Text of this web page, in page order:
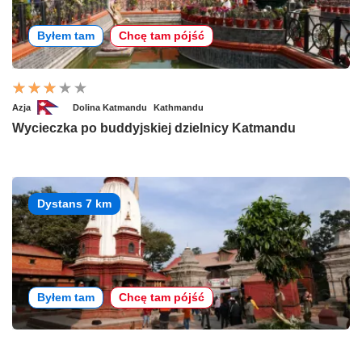
Byłem tam Chcę tam pójść
Azja Dolina Katmandu Kathmandu
Wycieczka po buddyjskiej dzielnicy Katmandu
Dystans 7 km
Byłem tam Chcę tam pójść